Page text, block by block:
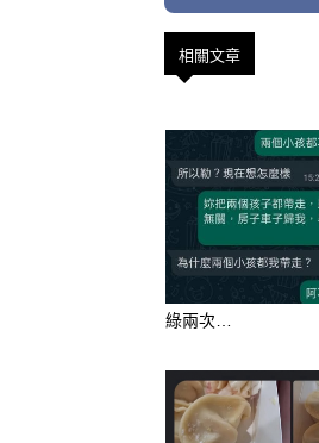
相關文章
綠兩次…